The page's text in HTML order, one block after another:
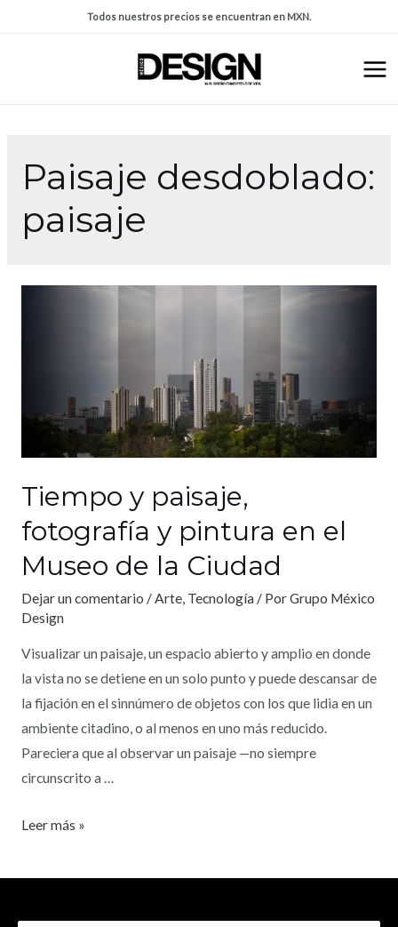
Todos nuestros precios se encuentran en MXN.
Paisaje desdoblado:
paisaje
Tiempo y paisaje,
fotografía y pintura en el
Museo de la Ciudad
Dejar un comentario /Arte, Tecnología / PorGrupo México
Design
Visualizar un paisaje, un espacio abierto y amplio en donde
la vista no se detiene en un solo punto y puede descansar de
la fijación en el sinnúmero de objetos con los que lidia en un
ambiente citadino, o al menos en uno más reducido.
Pareciera que al observar un paisaje —no siempre
circunscrito a …
Leer más »